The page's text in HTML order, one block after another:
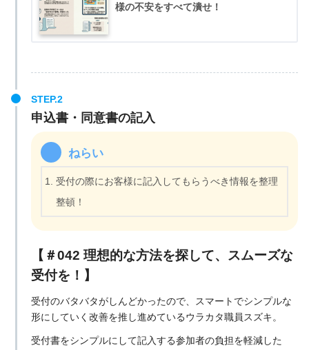
様の不安をすべて潰せ！
申込書・同意書の記入
ねらい
受付の際にお客様に記入してもらうべき情報を整理
整頓！
【＃042 理想的な方法を探して、スムーズな
受付を！】
受付のバタバタがしんどかったので、スマートでシンプルな
形にしていく改善を推し進めているウラカタ職員スズキ。
受付書をシンプルにして記入する参加者の負担を軽減した